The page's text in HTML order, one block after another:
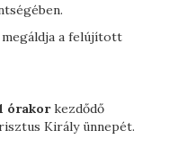
a felújított
órakorkezdődő
Király ünnepét.